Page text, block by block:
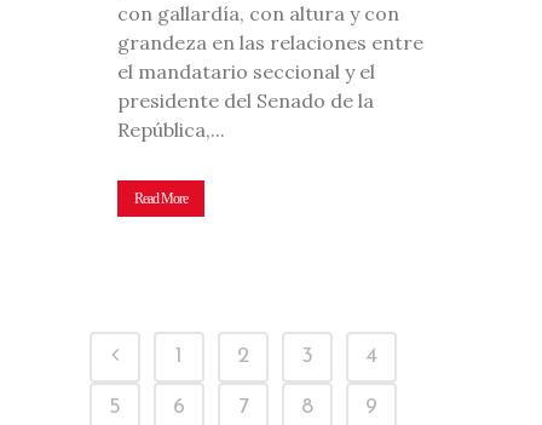
con gallardía, con altura y con
grandeza en las relaciones entre
el mandatario seccional y el
presidente del Senado de la
República,...
Read More
1 2 3 4
5 6 7 8 9